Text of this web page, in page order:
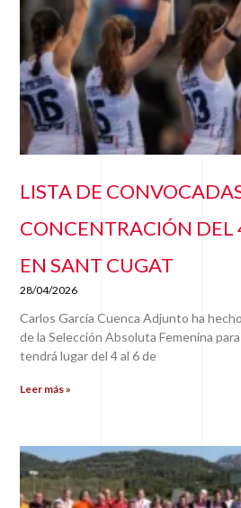
LISTA DE
CONCENTRACIÓN DEL
EN SANT CUGAT
28/04/2026
Carlos García Cuenca Adjunto ha
de la Selección Absoluta Femenina
tendrá lugar del 4 al 6 de
Leer más »